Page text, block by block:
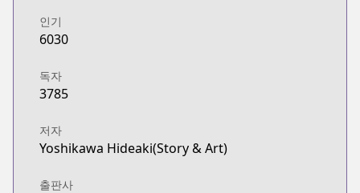
인기
6030
독자
3785
저자
Yoshikawa Hideaki(Story & Art)
출판사